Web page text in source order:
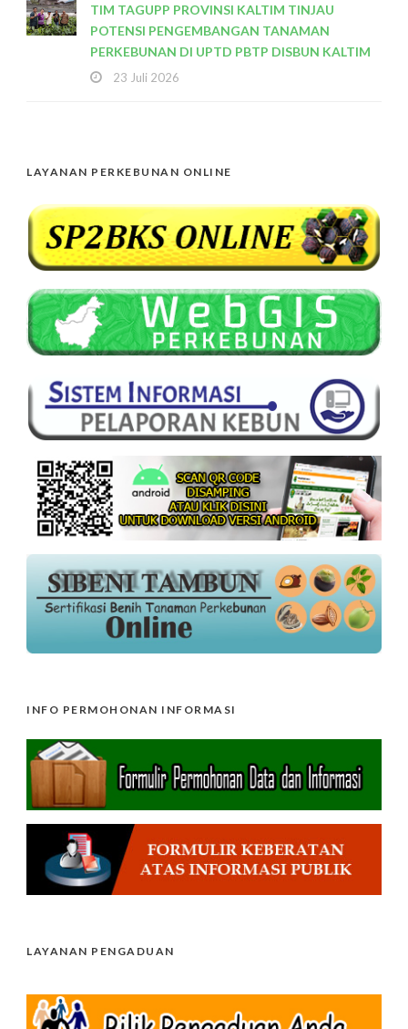
TIM TAGUPP PROVINSI KALTIM TINJAU
POTENSI PENGEMBANGAN TANAMAN
PERKEBUNAN DI UPTD PBTP DISBUN KALTIM
23 Juli 2026
LAYANAN PERKEBUNAN ONLINE
INFO PERMOHONAN INFORMASI
LAYANAN PENGADUAN